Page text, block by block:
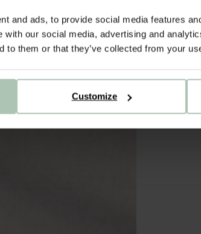
and ads, to provide social media features
with our social media, advertising and
to them or that they’ve collected from your
Customize